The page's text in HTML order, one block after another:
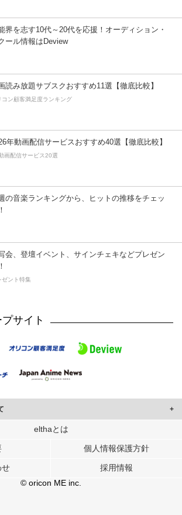
界を志す10代～20代を応援！オーディション・
ール情報はDeview
読み放題サブスクおすすめ11選【徹底比較】
コン顧客満足度ランキング
年動画配信サービスおすすめ40選【徹底比較】
画配信サービス20選
の音楽ランキングから、ヒットの推移をチェッ
会、登壇イベント、サインチェキなどプレゼン
ゼント特集
サイト
を使用して、ユーザーに合わせたコンテンツや広告の
ータ解析の各パートナーに提供しています。
報とユーザーが各パートナーに提供した他の情報や、
のサービスを使用したときに収集した他の情報を組み
elthaとは
個人情報保護方針
せ
採用情報
© oricon ME inc.